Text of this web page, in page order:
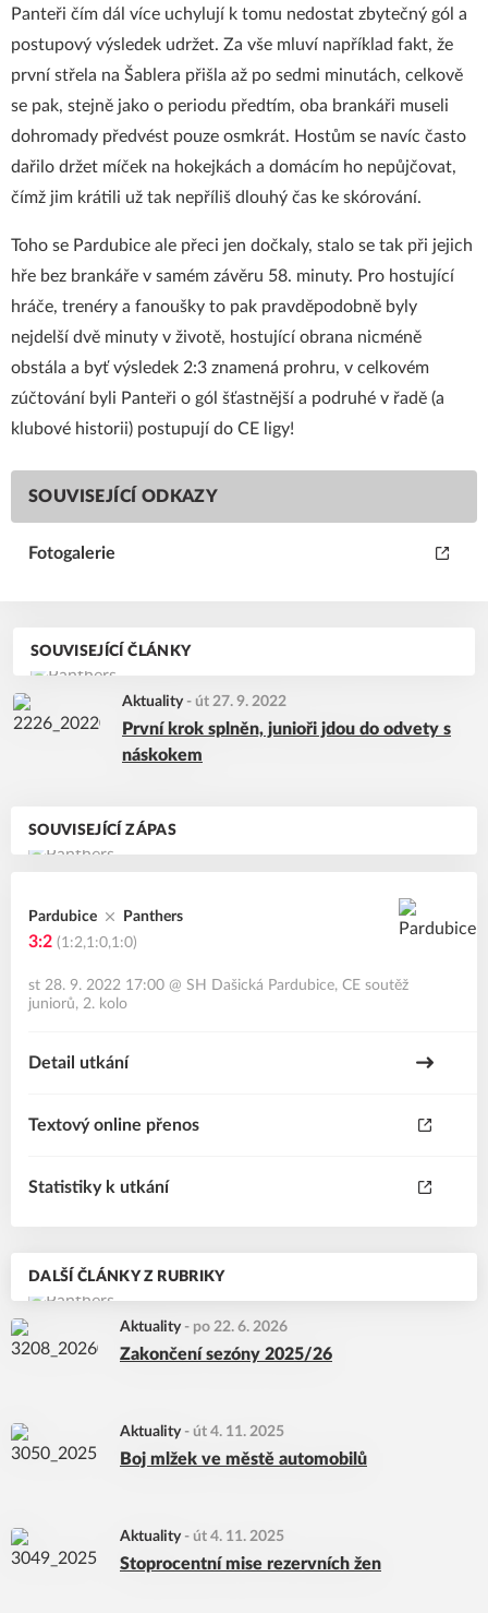
SOUVISEJÍCÍ ZÁPAS
Pardubice Panthers
3:2 (1:2,1:0,1:0)
st 28. 9. 2022 17:00 @ SH Dašická Pardubice, CE soutěž
juniorů, 2. kolo
Detail utkání
Textový online přenos
Statistiky k utkání
DALŠÍ ČLÁNKY Z RUBRIKY
Aktuality - po 22. 6. 2026
Zakončení sezóny 2025/26
Aktuality - út 4. 11. 2025
Boj mlžek ve městě automobilů
Aktuality - út 4. 11. 2025
Stoprocentní mise rezervních žen
Panteři čím dál více uchylují k tomu nedostat zbytečný gól a
postupový výsledek udržet. Za vše mluví například fakt, že
první střela na Šablera přišla až po sedmi minutách, celkově
se pak, stejně jako o periodu předtím, oba brankáři museli
dohromady předvést pouze osmkrát. Hostům se navíc často
dařilo držet míček na hokejkách a domácím ho nepůjčovat,
čímž jim krátili už tak nepříliš dlouhý čas ke skórování.
Toho se Pardubice ale přeci jen dočkaly, stalo se tak při jejich
hře bez brankáře v samém závěru 58. minuty. Pro hostující
hráče, trenéry a fanoušky to pak pravděpodobně byly
nejdelší dvě minuty v životě, hostující obrana nicméně
obstála a byť výsledek 2:3 znamená prohru, v celkovém
zúčtování byli Panteři o gól šťastnější a podruhé v řadě (a
klubové historii) postupují do CE ligy!
SOUVISEJÍCÍ ODKAZY
Fotogalerie
SOUVISEJÍCÍ ČLÁNKY
Aktuality - út 27. 9. 2022
První krok splněn, junioři jdou do odvety s
náskokem